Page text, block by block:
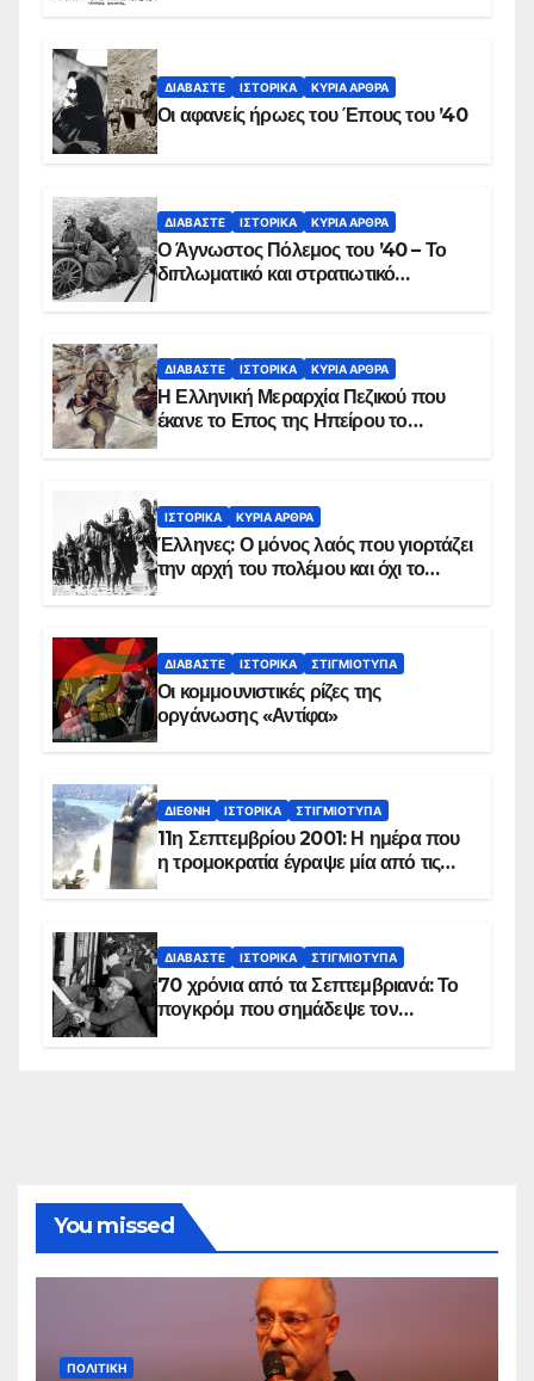
ΔΙΑΒΆΣΤΕ ΙΣΤΟΡΙΚΆ ΚΥΡΙΑ ΑΡΘΡΑ
Οι αφανείς ήρωες του Έπους του ’40
ΔΙΑΒΆΣΤΕ ΙΣΤΟΡΙΚΆ ΚΥΡΙΑ ΑΡΘΡΑ
Ο Άγνωστος Πόλεμος του ’40 – Το
διπλωματικό και στρατιωτικό
ΔΙΑΒΆΣΤΕ ΙΣΤΟΡΙΚΆ ΚΥΡΙΑ ΑΡΘΡΑ
Η Ελληνική Μεραρχία Πεζικού που
έκανε το Επος της Ηπείρου το
ΙΣΤΟΡΙΚΆ ΚΥΡΙΑ ΑΡΘΡΑ
Έλληνες: Ο μόνος λαός που γιορτάζει
την αρχή του πολέμου και όχι το
ΔΙΑΒΆΣΤΕ ΙΣΤΟΡΙΚΆ ΣΤΙΓΜΙΌΤΥΠΑ
Οι κομμουνιστικές ρίζες της
οργάνωσης «Αντίφα»
ΔΙΕΘΝΉ ΙΣΤΟΡΙΚΆ ΣΤΙΓΜΙΌΤΥΠΑ
11η Σεπτεμβρίου 2001: Η ημέρα που
η τρομοκρατία έγραψε μία από τις
ΔΙΑΒΆΣΤΕ ΙΣΤΟΡΙΚΆ ΣΤΙΓΜΙΌΤΥΠΑ
70 χρόνια από τα Σεπτεμβριανά: Το
πογκρόμ που σημάδεψε τον
You missed
ΠΟΛΙΤΙΚΉ